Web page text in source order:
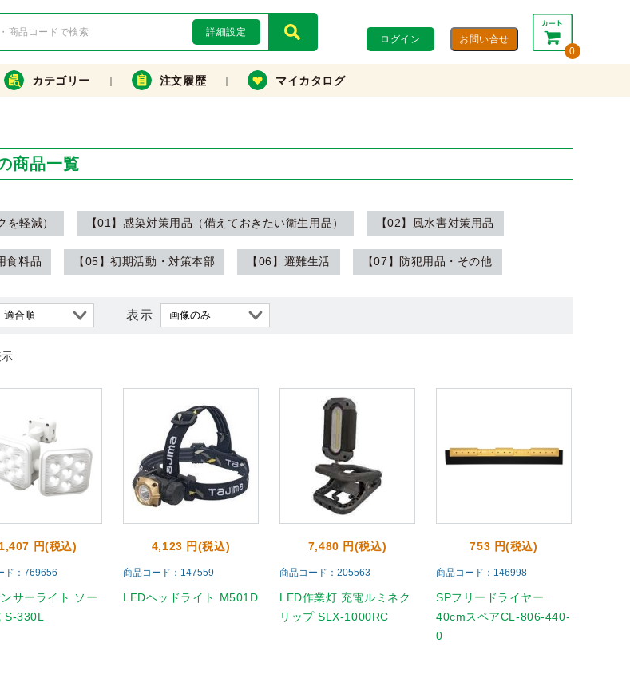
詳細設定
ログイン
0
合計： 0円
カートを見る・注文する
カテゴリー 注文履歴 マイカタログ
商品一覧
を軽減） 【01】感染対策用品（備えておきたい衛生用品） 【02】風水害対策用品
食料品 【05】初期活動・対策本部 【06】避難生活 【07】防犯用品・その他
表示
円(税込)
ド：769656
サーライト ソー
S-330L
4,123 円(税込)
商品コード：147559
LEDヘッドライト M501D
7,480 円(税込)
商品コード：205563
LED作業灯 充電ルミネク
リップ SLX-1000RC
753 円(税込)
商品コード：146998
SPフリードライヤー
40cmスペアCL-806-440-
0